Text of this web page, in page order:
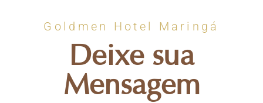
Goldmen Hotel Maringá
Deixe sua
Mensagem